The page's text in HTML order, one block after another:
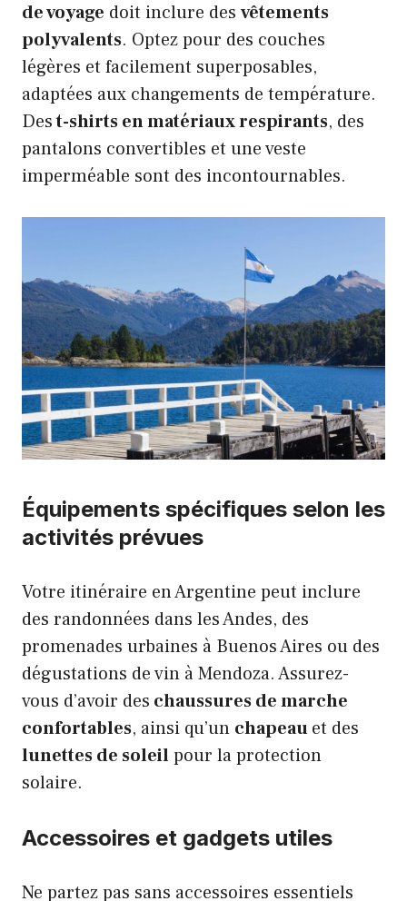
de voyage doit inclure des vêtements
polyvalents. Optez pour des couches
légères et facilement superposables,
adaptées aux changements de température.
Dest-shirts en matériaux respirants, des
pantalons convertibles et une veste
imperméable sont des incontournables.
Équipements spécifiques selon les
activités prévues
Votre itinéraire en Argentine peut inclure
des randonnées dans les Andes, des
promenades urbaines à Buenos Aires ou des
dégustations de vin à Mendoza. Assurez-
vous d’avoir des chaussures de marche
confortables, ainsi qu’un chapeauet des
lunettes de soleilpour la protection
solaire.
Accessoires et gadgets utiles
Ne partez pas sans accessoires essentiels